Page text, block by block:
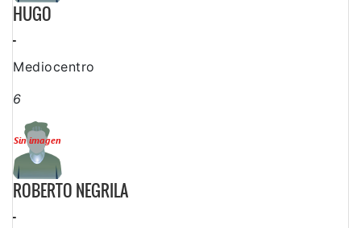
HUGO
-
Mediocentro
6
ROBERTO NEGRILA
-